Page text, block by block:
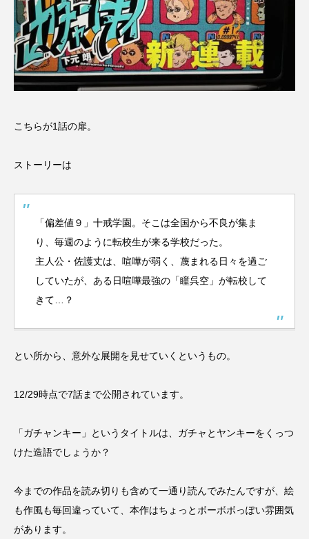
こちらが1話の扉。
ストーリーは
「偏差値９」十戒学園。そこは全国から不良が集ま
り、毎週のように転校生が来る学校だった。
主人公・佐護丈は、喧嘩が弱く、蔑まれる日々を過ご
していたが、ある日喧嘩最強の「瞳呉空」が転校して
きて…？
とい所から、意外な展開を見せていくというもの。
12/29時点で7話まで公開されています。
「ガチャンキー」というタイトルは、ガチャとヤンキーをくっつ
けた造語でしょうか？
今までの作品を読み切りも含めて一通り読んでみたんですが、絵
も作風も毎回違っていて、本作はちょっとボーボボっぽい雰囲気
があります。